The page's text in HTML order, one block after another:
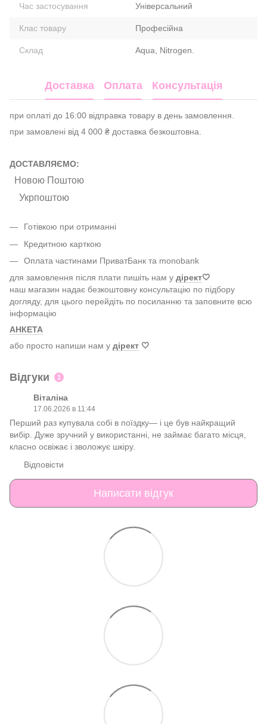
Час застосування Універсальний
Клас товару Професійна
Склад Aqua, Nitrogen.
Доставка Оплата Консультація
при оплаті до 16:00 відправка товару в день замовлення.
при замовлені від 4 000 ₴ доставка безкоштовна.
ДОСТАВЛЯЄМО:
Новою Поштою
Укрпоштою
Готівкою при отриманні
Кредитною карткою
Оплата частинами ПриватБанк та monobank
для замовлення після плати пишіть нам у дірект🤍
наш магазин надає безкоштовну консультацію по підбору
догляду, для цього перейдіть по посиланню та заповните всю
інформацію
АНКЕТА
або просто напиши нам у дірект 🤍
Відгуки 1
Віталіна
17.06.2026 в 11:44
Перший раз купувала собі в поїздку— і це був найкращий
вибір. Дуже зручний у використанні, не займає багато місця,
класно освіжає і зволожує шкіру.
Відповісти
Написати відгук